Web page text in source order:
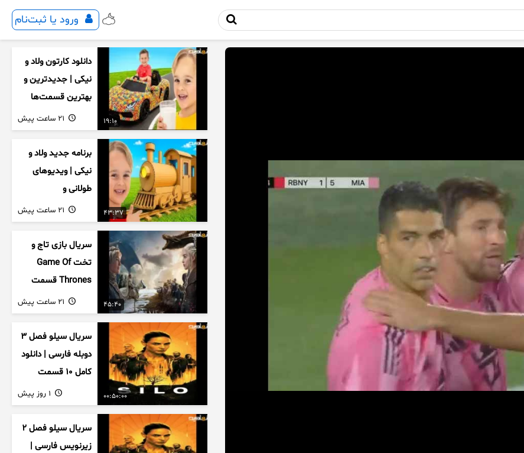
ورود یا ثبت‌نام
19:10
دانلود کارتون ولاد و
نیکی | جدیدترین و
بهترین قسمت‌ها
43:37
برنامه جدید ولاد و
نیکی | ویدیوهای
طولانی و
سرگرم‌کننده کودکان
45:40
سریال بازی تاج و
تخت Game Of
Thrones قسمت
دوم فصل اول
زیرنویس فارسی
00:50:00
سریال سیلو فصل ۳
دوبله فارسی | دانلود
کامل ۱۰ قسمت
سریال سیلو فصل ۲
زیرنویس فارسی |